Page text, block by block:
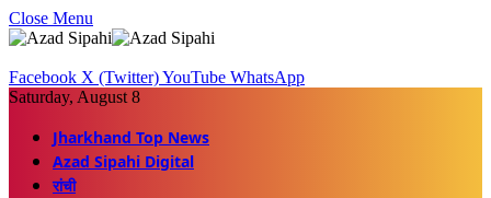
Close Menu
Facebook X (Twitter)YouTube WhatsApp
Saturday, August 8
Jharkhand Top News
Azad Sipahi Digital
रांची